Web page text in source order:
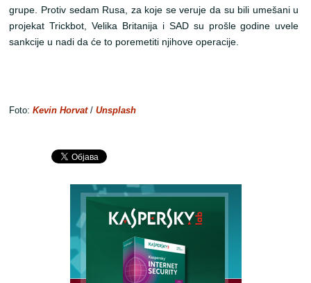
grupe. Protiv sedam Rusa, za koje se veruje da su bili umešani u
projekat Trickbot, Velika Britanija i SAD su prošle godine uvele
sankcije u nadi da će to poremetiti njihove operacije.
Foto:Kevin Horvat/Unsplash